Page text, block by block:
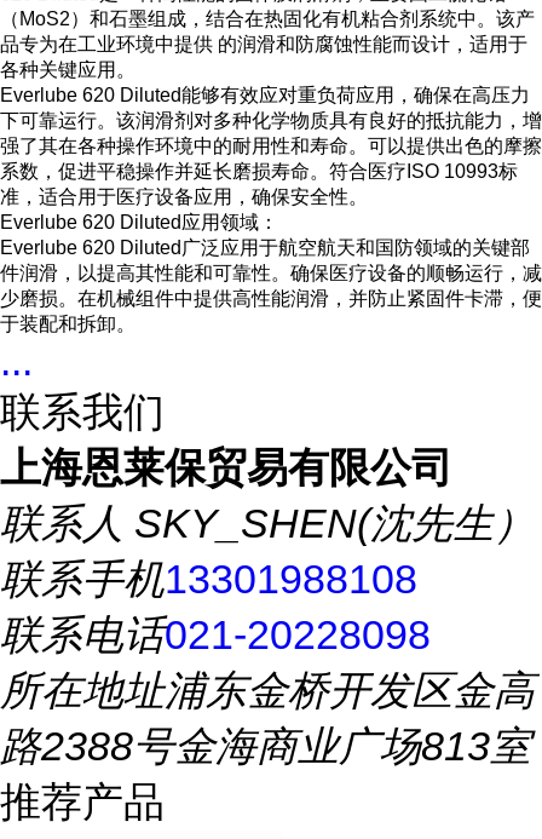
（MoS2）和石墨组成，结合在热固化有机粘合剂系统中。该产
品专为在工业环境中提供 的润滑和防腐蚀性能而设计，适用于
各种关键应用。
Everlube 620 Diluted能够有效应对重负荷应用，确保在高压力
下可靠运行。该润滑剂对多种化学物质具有良好的抵抗能力，增
强了其在各种操作环境中的耐用性和寿命。可以提供出色的摩擦
系数，促进平稳操作并延长磨损寿命。符合医疗ISO 10993标
准，适合用于医疗设备应用，确保安全性。
Everlube 620 Diluted应用领域：
Everlube 620 Diluted广泛应用于航空航天和国防领域的关键部
件润滑，以提高其性能和可靠性。确保医疗设备的顺畅运行，减
少磨损。在机械组件中提供高性能润滑，并防止紧固件卡滞，便
于装配和拆卸。
...
联系我们
上海恩莱保贸易有限公司
联系人 SKY_SHEN(沈先生）
联系手机13301988108
联系电话021-20228098
所在地址浦东金桥开发区金高
路2388号金海商业广场813室
推荐产品